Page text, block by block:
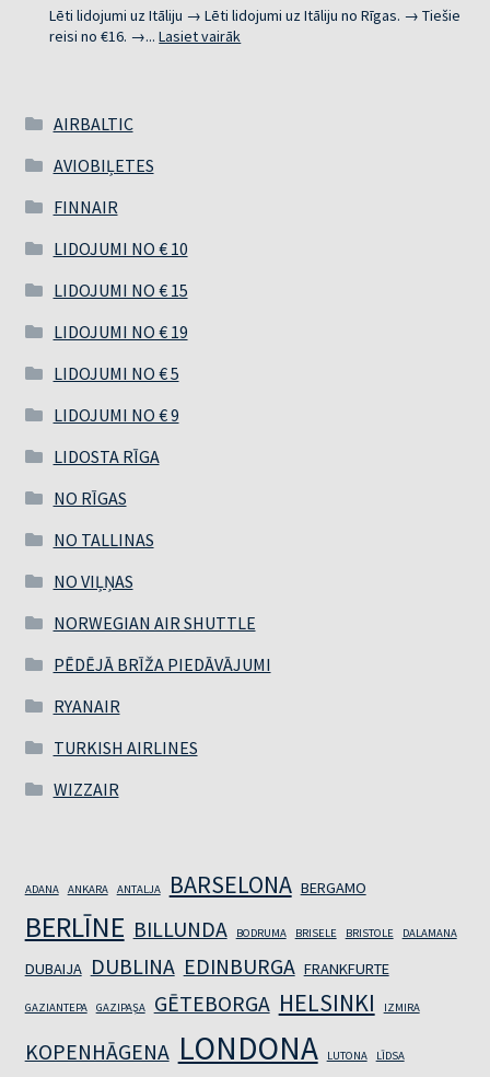
SPĀNIJU
Lēti lidojumi uz Itāliju → Lēti lidojumi uz Itāliju no Rīgas. → Tiešie
reisi no €16. →...Lasiet vairāk
AIRBALTIC
AVIOBIĻETES
FINNAIR
LIDOJUMI NO € 10
LIDOJUMI NO € 15
LIDOJUMI NO € 19
LIDOJUMI NO € 5
LIDOJUMI NO € 9
LIDOSTA RĪGA
NO RĪGAS
NO TALLINAS
NO VIĻŅAS
NORWEGIAN AIR SHUTTLE
PĒDĒJĀ BRĪŽA PIEDĀVĀJUMI
RYANAIR
TURKISH AIRLINES
WIZZAIR
ADANA ANKARA ANTALJA BARSELONA BERGAMO
BERLĪNE BILLUNDA BODRUMA BRISELE BRISTOLE DALAMANA
DUBAIJA DUBLINA EDINBURGA FRANKFURTE
GAZIANTEPA GAZIPAŞA GĒTEBORGA HELSINKI IZMIRA
KOPENHĀGENA LONDONA LUTONA LĪDSA